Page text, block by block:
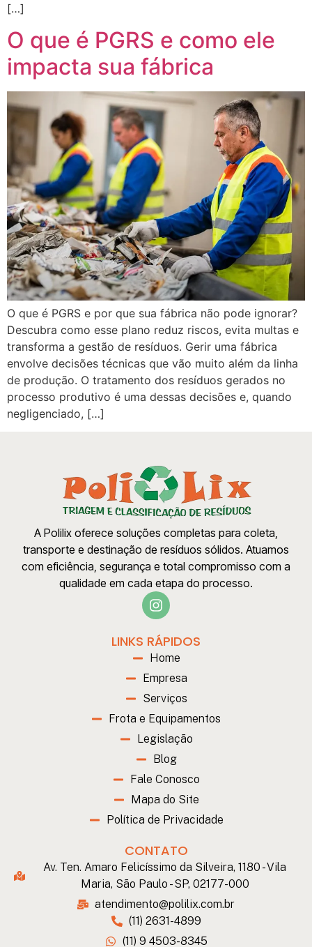
[…]
O que é PGRS e como ele
impacta sua fábrica
O que é PGRS e por que sua fábrica não pode ignorar?
Descubra como esse plano reduz riscos, evita multas e
transforma a gestão de resíduos. Gerir uma fábrica
envolve decisões técnicas que vão muito além da linha
de produção. O tratamento dos resíduos gerados no
processo produtivo é uma dessas decisões e, quando
negligenciado, […]
A Polilix oferece soluções completas para coleta,
transporte e destinação de resíduos sólidos. Atuamos
com eficiência, segurança e total compromisso com a
qualidade em cada etapa do processo.
LINKS RÁPIDOS
Home
Empresa
Serviços
Frota e Equipamentos
Legislação
Blog
Fale Conosco
Mapa do Site
Política de Privacidade
CONTATO
Av. Ten. Amaro Felicíssimo da Silveira, 1180 - Vila
Maria, São Paulo - SP, 02177-000
atendimento@polilix.com.br
(11) 2631-4899
(11) 9 4503-8345